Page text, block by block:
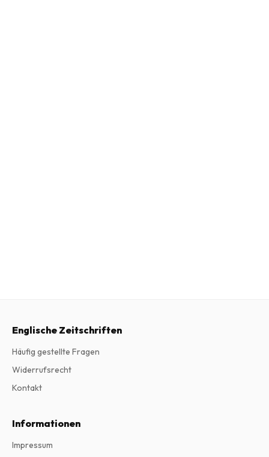
Englische Zeitschriften
Häufig gestellte Fragen
Widerrufsrecht
Kontakt
Informationen
Impressum